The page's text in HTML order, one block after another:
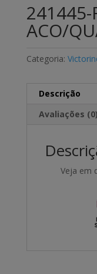
241445-
ACO/
Categoria:
Descrição
Avaliações (0)
Veja em